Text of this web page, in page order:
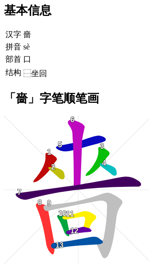
基本信息
汉字 嗇
拼音 sè
部首 口
结构 ⿱坐回
「嗇」字笔顺笔画